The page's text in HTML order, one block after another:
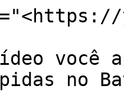
você
no